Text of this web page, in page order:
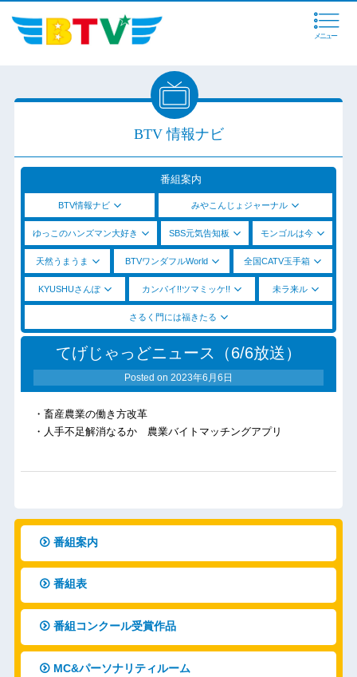
メニュー
BTV 情報ナビ
番組案内
BTV情報ナビ みやこんじょジャーナル
ゆっこのハンズマン大好き SBS元気告知板 モンゴルは今
天然うまうま BTVワンダフルWorld 全国CATV玉手箱
KYUSHUさんぽ カンパイ!!ツマミッケ!! 未ラ来ル
さるく門には福きたる
てげじゃっどニュース（6/6放送）
Posted on 2023年6月6日
・畜産農業の働き方改革
・人手不足解消なるか 農業バイトマッチングアプリ
番組案内
番組表
番組コンクール受賞作品
MC&パーソナリティルーム